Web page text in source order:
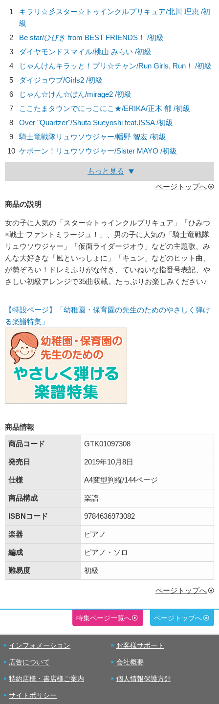
1
キラリ☆彡スター☆トゥインクルプリキュア/北川 理恵 /初
級
2
Be star/ひびき from BEST FRIENDS！ /初級
3
ダイヤモンドスマイル/桃山 みらい /初級
4
じゃんけんキラッと！プリ☆チャン/Run Girls, Run！ /初級
5
ダイジョウブ/Girls2 /初級
6
じゃん☆けん☆ぽん/mirage2 /初級
7
ここたまタウンでにっこにこ★/ERIKA/正木 郁 /初級
8
Over "Quartzer"/Shuta Sueyoshi feat.ISSA/初級
9
騎士竜戦隊リュウソウジャー/幡野 智宏 /初級
10 ケボーン！リュウソウジャー/Sister MAYO /初級
もっと見る
ページトップへ
商品の説明
女の子に人気の「スター☆トゥインクルプリキュア」「ひみつ
×戦士 ファントミラージュ！」、男の子に人気の「騎士竜戦隊
リュウソウジャー」「仮面ライダージオウ」などの主題歌、み
んな大好きな「風といっしょに」「キュン」などのヒット曲、
が勢ぞろい！ドレミふりがな付き、ていねいな指番号表記、や
さしい初級アレンジで35曲収載。たっぷりお楽しみください♪
【特設ページ】「幼稚園・保育園の先生のためのやさしく弾け
る楽譜特集」
商品情報
商品コード
GTK01097308
発売日 2019年10月8日
仕様 A4変型判縦/144ページ
商品構成 楽譜
ISBNコード 9784636973082
楽器 ピアノ
編成 ピアノ・ソロ
難易度 初級
ページトップへ
特集ページ一覧へ ページトップへ
インフォメーション お客様サポート
広告について 会社概要
特約店様・書店様ご案内 個人情報保護方針
サイトポリシー